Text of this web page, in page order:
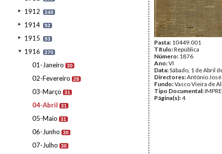
1912 240
1914 92
1915 93
1916 270
01-Janeiro 30
02-Fevereiro 28
03-Março 31
04-Abril 31
05-Maio 31
06-Junho 30
07-Julho 30
Pasta: 10449.001
Título:República
Número: 1876
Ano:VI
Data:Sábado, 1 de Abril
Directores:António
Fundo:Vasco Vieira de
Tipo Documental:
Página(s):4